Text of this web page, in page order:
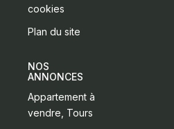
cookies
Plan du site
NOS
ANNONCES
Appartement à
vendre, Tours